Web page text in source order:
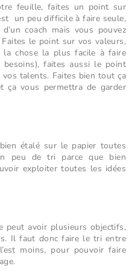
feuille, faites un point sur
un peu difficile à faire seule,
coach mais vous pouvez
Faites le point sur vos valeurs,
la chose la plus facile à faire
faites aussi le point
talents. Faites bien tout ça
ça vous permettra de garder
étalé sur le papier toutes
peu de tri parce que bien
exploiter toutes les idées
peut avoir plusieurs objectifs,
Il faut donc faire le tri entre
moins, pour pouvoir faire